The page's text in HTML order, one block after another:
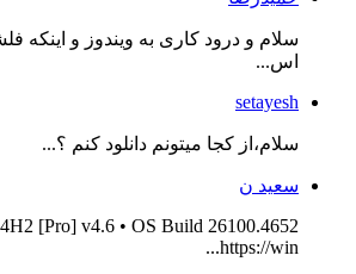
سلام و درود کاری به ویندوز و اینکه
اس...
setayesh
سلام،از کجا میتونم دانلود کنم ؟...
سعید ن
[Pro] v4.6 • OS Build 26100.4652
https://win...